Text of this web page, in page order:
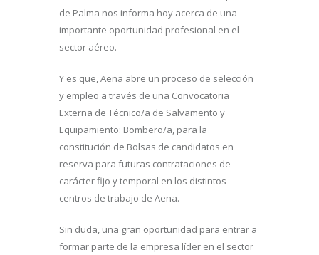
de Palma nos informa hoy acerca de una
importante oportunidad profesional en el
sector aéreo.
Y es que, Aena abre un proceso de selección
y empleo a través de una Convocatoria
Externa de Técnico/a de Salvamento y
Equipamiento: Bombero/a, para la
constitución de Bolsas de candidatos en
reserva para futuras contrataciones de
carácter fijo y temporal en los distintos
centros de trabajo de Aena.
Sin duda, una gran oportunidad para entrar a
formar parte de la empresa líder en el sector